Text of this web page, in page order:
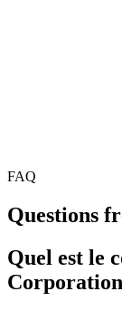
FAQ
Questions
Quel est le